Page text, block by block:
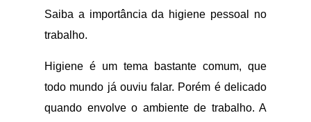
Saiba a importância da higiene pessoal no
trabalho.
Higiene é um tema bastante comum, que
todo mundo já ouviu falar. Porém é delicado
quando envolve o ambiente de trabalho. A